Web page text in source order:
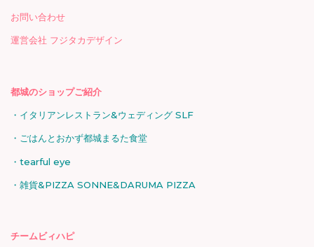
お問い合わせ
運営会社 フジタカデザイン
都城のショップご紹介
イタリアンレストラン&ウェディング SLF
ごはんとおかず都城まるた食堂
tearful eye
雑貨&PIZZA SONNE&DARUMA PIZZA
チームビィハピ